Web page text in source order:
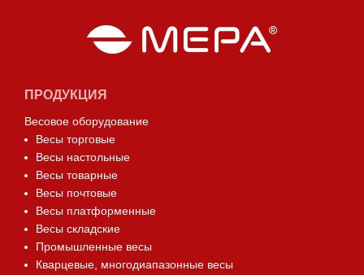
ПРОДУКЦИЯ
Весовое оборудование
Весы торговые
Весы настольные
Весы товарные
Весы почтовые
Весы платформенные
Весы складские
Промышленные весы
Кварцевые, многодиапазонные весы